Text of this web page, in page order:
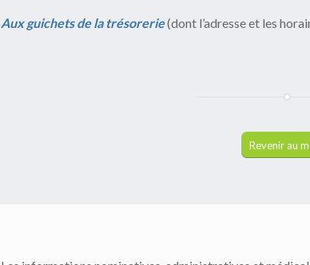
Aux guichets de la trésorerie(dont l’adresse et les
Revenir au